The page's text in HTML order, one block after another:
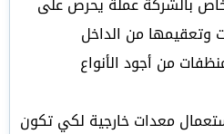
وتعقيمها من الداخل
من أجود الأنواع
معدات خارجية لكي تكون